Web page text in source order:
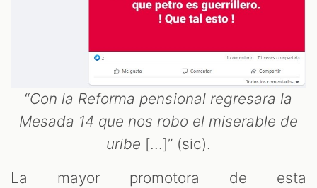
“Con la Reforma pensional regresara la
Mesada 14 que nos robo el miserable de
uribe [...]” (sic).
La mayor promotora de esta